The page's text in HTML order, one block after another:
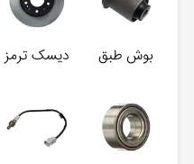
بوش طبق دیسک ترمز